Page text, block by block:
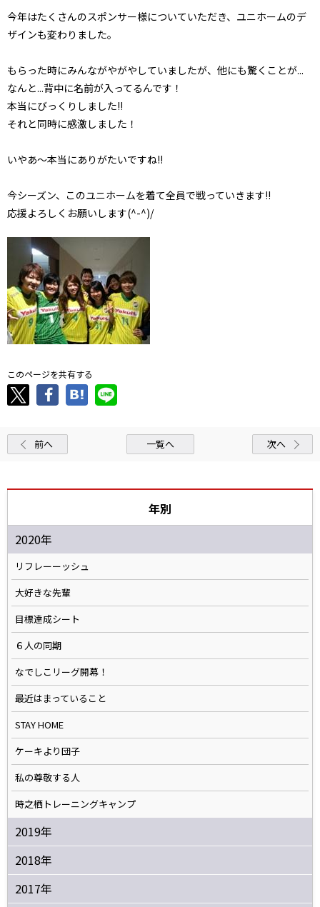
今年はたくさんのスポンサー様についていただき、ユニホームのデ
ザインも変わりました。
もらった時にみんながやがやしていましたが、他にも驚くことが...
なんと...背中に名前が入ってるんです！
本当にびっくりしました!!
それと同時に感激しました！
いやあ～本当にありがたいですね!!
今シーズン、このユニホームを着て全員で戦っていきます!!
応援よろしくお願いします(^-^)/
このページを共有する
前へ 一覧へ 次へ
年別
2020年
リフレーーッシュ
大好きな先輩
目標達成シート
６人の同期
なでしこリーグ開幕！
最近はまっていること
STAY HOME
ケーキより団子
私の尊敬する人
時之栖トレーニングキャンプ
2019年
2018年
2017年